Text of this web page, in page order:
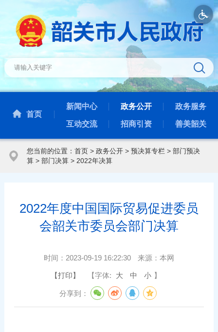
首页
新闻中心 政务公开 政务服务
互动交流 招商引资 善美韶关
您当前的位置： 首页> 政务公开> 预决算专栏> 部门预决
算> 部门决算> 2022年决算
2022年度中国国际贸易促进委员
会韶关市委员会部门决算
时间： 2023-09-19 16:22:30 来源： 本网
【打印】 【字体: 大 中 小 】
分享到：